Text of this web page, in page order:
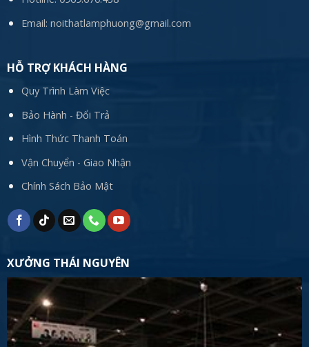
Email: noithatlamphuong@gmail.com
HỖ TRỢ KHÁCH HÀNG
Quy Trình Làm Việc
Bảo Hành - Đổi Trả
Hình Thức Thanh Toán
Vận Chuyển - Giao Nhận
Chính Sách Bảo Mật
XƯỞNG THÁI NGUYÊN